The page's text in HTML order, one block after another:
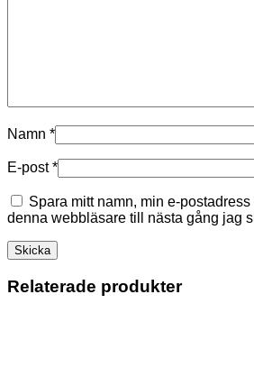
Namn *
E-post*
Spara mitt namn, min e-
denna webbläsare till nästa gång jag
Relaterade produkter